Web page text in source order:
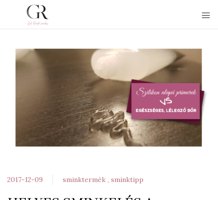
2017-12-09 sminktermék sminktipp